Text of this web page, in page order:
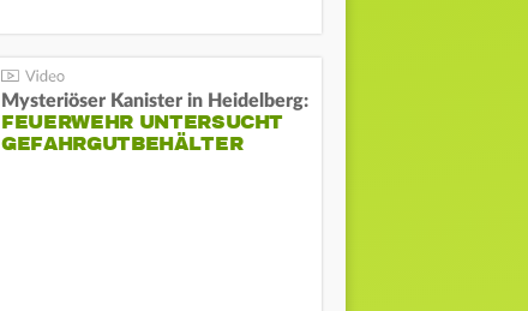
Mysteriöser Kanister in Heidelberg:
FEUERWEHR UNTERSUCHT
GEFAHRGUTBEHÄLTER